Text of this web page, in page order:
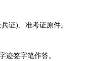
证)、准考证原件。
签字笔作答。